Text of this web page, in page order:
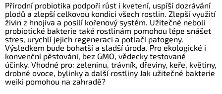
Přírodní probiotika podpoří růst i kvetení, uspíší dozrávání
plodů a zlepší celkovou kondici všech rostlin. Zlepší využití
živin z hnojiva a posílí kořenový systém. Užitečné neboli
probiotické bakterie také rostlinám pomohou lépe snášet
stres, urychlí jejich regeneraci a potlačí patogeny.
Výsledkem bude bohatší a sladší úroda. Pro ekologické i
konvenční pěstování, bez GMO, vědecky testované
účinky. Vhodné pro: zeleninu, trávník, dřeviny, keře, květiny,
drobné ovoce, bylinky a další rostliny Jak užitečné bakterie
weiki pomohou na zahradě?